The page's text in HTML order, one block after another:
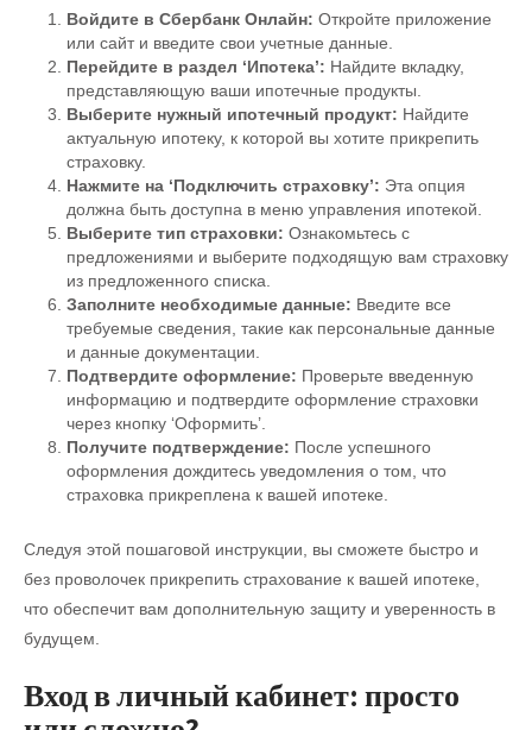
Войдите в Сбербанк Онлайн: Откройте приложение
или сайт и введите свои учетные данные.
Перейдите в раздел ‘Ипотека’: Найдите вкладку,
представляющую ваши ипотечные продукты.
Выберите нужный ипотечный продукт: Найдите
актуальную ипотеку, к которой вы хотите прикрепить
страховку.
Нажмите на ‘Подключить страховку’: Эта опция
должна быть доступна в меню управления ипотекой.
Выберите тип страховки: Ознакомьтесь с
предложениями и выберите подходящую вам страховку
из предложенного списка.
Заполните необходимые данные: Введите все
требуемые сведения, такие как персональные данные
и данные документации.
Подтвердите оформление: Проверьте введенную
информацию и подтвердите оформление страховки
через кнопку ‘Оформить’.
Получите подтверждение: После успешного
оформления дождитесь уведомления о том, что
страховка прикреплена к вашей ипотеке.
Следуя этой пошаговой инструкции, вы сможете быстро и
без проволочек прикрепить страхование к вашей ипотеке,
что обеспечит вам дополнительную защиту и уверенность в
будущем.
Вход в личный кабинет: просто